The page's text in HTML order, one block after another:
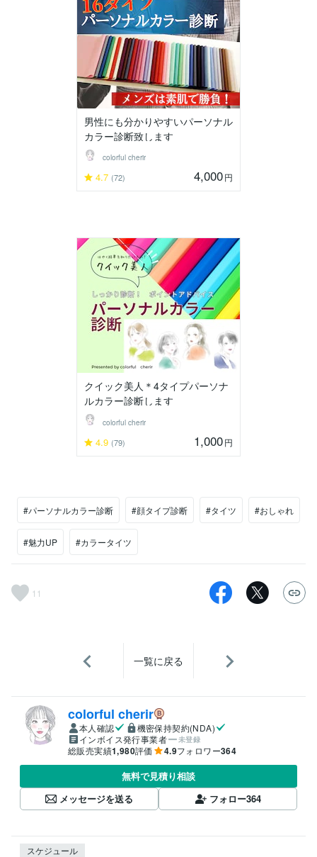
男性にも分かりやすいパーソナル
カラー診断致します
colorful cherir
4.7 (72) 4,000円
クイック美人＊4タイプパーソナ
ルカラー診断します
colorful cherir
4.9 (79) 1,000円
#パーソナルカラー診断 #顔タイプ診断 #タイツ #おしゃれ
#魅力UP #カラータイツ
11
一覧に戻る
colorful cherir
本人確認
機密保持契約(NDA)
インボイス発行事業者
未登録
総販売実績1,980評価 4.9フォロワー364
無料で見積り相談
メッセージを送る
フォロー364
スケジュール